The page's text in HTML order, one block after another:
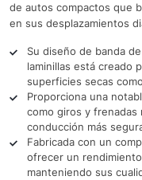
de autos compactos que
en sus desplazamientos
Su diseño de banda
laminillas está creado
superficies secas
Proporciona una
como giros y
conducción más
Fabricada con un
ofrecer un
manteniendo sus